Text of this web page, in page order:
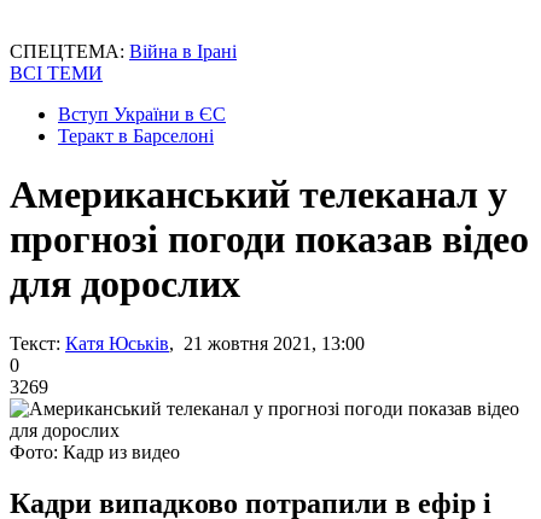
СПЕЦТЕМА: Війна в Ірані
ВСІ ТЕМИ
Вступ України в ЄС
Теракт в Барселоні
Американський телеканал у
прогнозі погоди показав відео
для дорослих
Текст: Катя Юськів, 21 жовтня 2021, 13:00
0
3269
Фото: Кадр из видео
Кадри випадково потрапили в ефір і